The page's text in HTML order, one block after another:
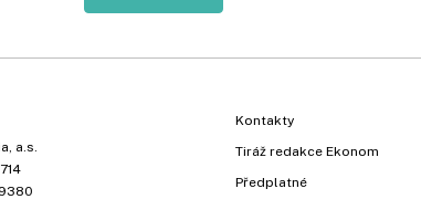
a.s.
Kontakty
Tiráž redakce Ekonom
Předplatné